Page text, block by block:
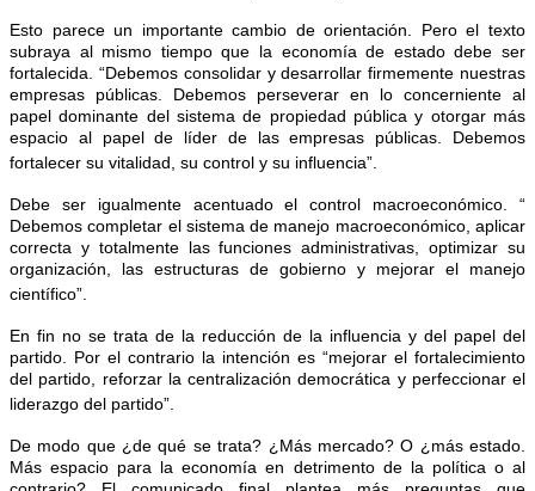
Esto parece un importante cambio de orientación. Pero el texto
subraya al mismo tiempo que la economía de estado debe ser
fortalecida. “Debemos consolidar y desarrollar firmemente nuestras
empresas públicas. Debemos perseverar en lo concerniente al
papel dominante del sistema de propiedad pública y otorgar más
espacio al papel de líder de las empresas públicas. Debemos
fortalecer su vitalidad, su control y su influencia”.
Debe ser igualmente acentuado el control macroeconómico. “
Debemos completar el sistema de manejo macroeconómico, aplicar
correcta y totalmente las funciones administrativas, optimizar su
organización, las estructuras de gobierno y mejorar el manejo
científico”.
En fin no se trata de la reducción de la influencia y del papel del
partido. Por el contrario la intención es “mejorar el fortalecimiento
del partido, reforzar la centralización democrática y perfeccionar el
liderazgo del partido”.
De modo que ¿de qué se trata? ¿Más mercado? O ¿más estado.
Más espacio para la economía en detrimento de la política o al